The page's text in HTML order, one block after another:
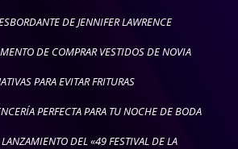
DE JENNIFER LAWRENCE
DE COMPRAR VESTIDOS DE NOVIA
PARA EVITAR FRITURAS
PERFECTA PARA TU NOCHE DE BODA
DEL «49 FESTIVAL DE LA